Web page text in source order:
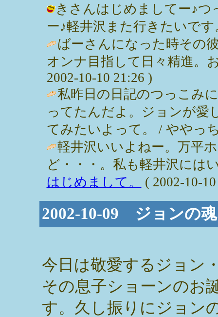
きさんはじめましてー♪つ
ー♪軽井沢また行きたいです
ばーさんになった時その
オンナ目指して日々精進。
2002-10-10 21:26 )
私昨日の日記のつっこみ
ってたんだよ。ジョンが愛
てみたいよって。 / ややっ
軽井沢いいよねー。万平
ど・・・。私も軽井沢には
はじめまして。
( 2002-10-
2002-10-09 ジョンの
今日は敬愛するジョン
その息子ショーンのお
す。久し振りにジョン